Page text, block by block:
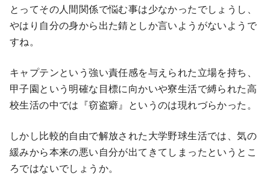
とってその人間関係で悩む事は少なかったでしょうし、
やはり自分の身から出た錆としか言いようがないようで
すね。
キャプテンという強い責任感を与えられた立場を持ち、
甲子園という明確な目標に向かいや寮生活で縛られた高
校生活の中では『窃盗癖』というのは現れづらかった。
しかし比較的自由で解放された大学野球生活では、気の
緩みから本来の悪い自分が出てきてしまったというとこ
ろではないでしょうか。